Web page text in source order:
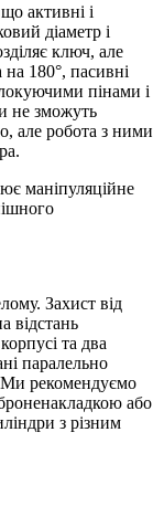
активні і
діаметр і
ключ, але
180°, пасивні
пінами і
не зможуть
але робота з ними
маніпуляційне
Захист від
відстань
та два
паралельно
Ми рекомендуємо
або
з різним